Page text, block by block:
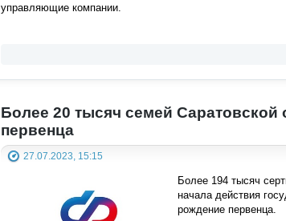
управляющие компании.
Более 20 тысяч семей Саратовской
первенца
27.07.2023, 15:15
Более 194 тысяч
начала действия
рождение первенца.